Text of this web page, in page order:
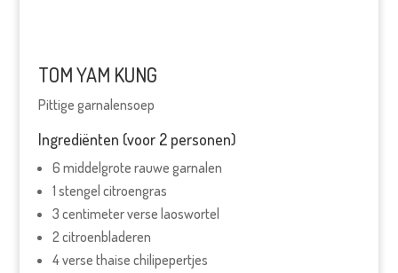
TOM YAM KUNG
Pittige garnalensoep
Ingrediënten (voor 2 personen)
6 middelgrote rauwe garnalen
1 stengel citroengras
3 centimeter verse laoswortel
2 citroenbladeren
4 verse thaise chilipepertjes